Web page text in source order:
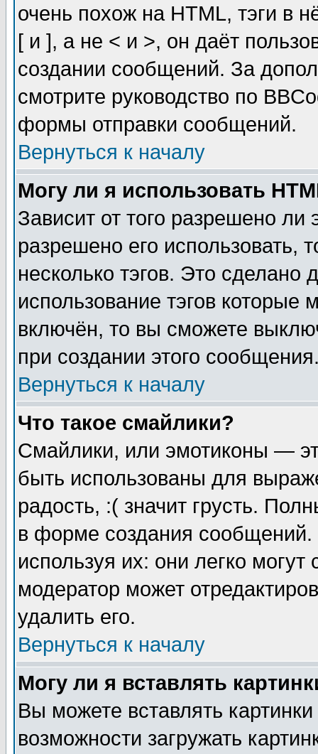
очень похож на HTML, тэги в
[ и ], а не < и >, он даёт
создании сообщений. За
смотрите руководство по
формы отправки сообщений.
Вернуться к началу
Могу ли я использовать
Зависит от того разрешено
разрешено его использовать,
несколько тэгов. Это сделано
использование тэгов
включён, то вы сможете
при создании этого
Вернуться к началу
Что такое смайлики?
Смайлики, или эмотиконы —
быть использованы для
радость, :( значит грусть.
в форме создания сообщений.
используя их: они легко
модератор может
удалить его.
Вернуться к началу
Могу ли я вставлять
Вы можете вставлять
возможности загружать